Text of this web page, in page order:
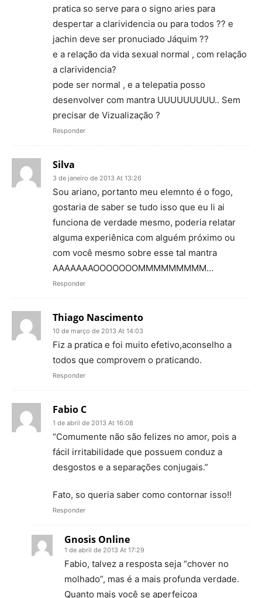
pratica so serve para o signo aries para
despertar a clarividencia ou para todos ?? e
jachin deve ser pronuciado Jáquim ??
e a relação da vida sexual normal , com relação
a clarividencia?
pode ser normal , e a telepatia posso
desenvolver com mantra UUUUUUUUU.. Sem
precisar de Vizualização ?
Responder
Silva
3 de janeiro de 2013 At 13:26
Sou ariano, portanto meu elemnto é o fogo,
gostaria de saber se tudo isso que eu li ai
funciona de verdade mesmo, poderia relatar
alguma experiênica com alguém próximo ou
com você mesmo sobre esse tal mantra
AAAAAAAOOOOOOOMMMMMMMMM…
Responder
Thiago Nascimento
10 de março de 2013 At 14:03
Fiz a pratica e foi muito efetivo,aconselho a
todos que comprovem o praticando.
Responder
Fabio C
1 de abril de 2013 At 16:08
“Comumente não são felizes no amor, pois a
fácil irritabilidade que possuem conduz a
desgostos e a separações conjugais.”
Fato, so queria saber como contornar isso!!
Responder
Gnosis Online
1 de abril de 2013 At 17:29
Fabio, talvez a resposta seja “chover no
molhado”, mas é a mais profunda verdade.
Quanto mais você se aperfeiçoa